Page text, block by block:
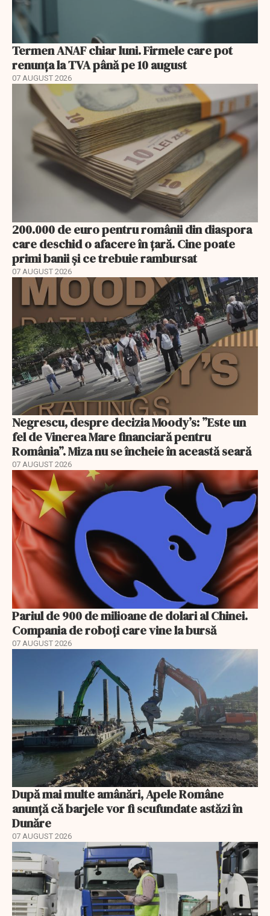
Termen ANAF chiar luni. Firmele care pot
renunța la TVA până pe 10 august
07 AUGUST 2026
200.000 de euro pentru românii din diaspora
care deschid o afacere în țară. Cine poate
primi banii și ce trebuie rambursat
07 AUGUST 2026
Negrescu, despre decizia Moody’s: ”Este un
fel de Vinerea Mare financiară pentru
România”. Miza nu se încheie în această seară
07 AUGUST 2026
Pariul de 900 de milioane de dolari al Chinei.
Compania de roboți care vine la bursă
07 AUGUST 2026
După mai multe amânări, Apele Române
anunță că barjele vor fi scufundate astăzi în
Dunăre
07 AUGUST 2026